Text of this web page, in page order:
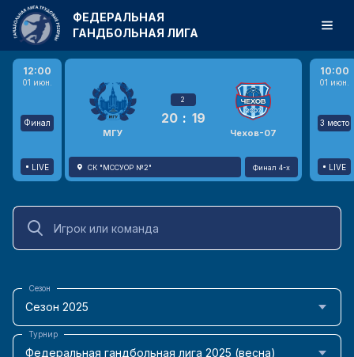
12:00
01 июн.
Финал
LIVE
МГУ
2
20 : 19
Чехов-07
СК "МССУОР №2" Финал 4-х
10:00
01 июн.
3 место
LIVE
ФЕДЕРАЛЬНАЯ
ГАНДБОЛЬНАЯ ЛИГА
Сезон 2025
Сезон
Федеральная гандбольная лига 2025 (весна)
Турнир